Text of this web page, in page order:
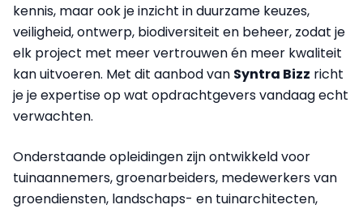
kennis, maar ook je inzicht in duurzame keuzes,
veiligheid, ontwerp, biodiversiteit en beheer, zodat je
elk project met meer vertrouwen én meer kwaliteit
kan uitvoeren. Met dit aanbod van Syntra Bizz richt
je je expertise op wat opdrachtgevers vandaag echt
verwachten.
Onderstaande opleidingen zijn ontwikkeld voor
tuinaannemers, groenarbeiders, medewerkers van
groendiensten, landschaps- en tuinarchitecten,